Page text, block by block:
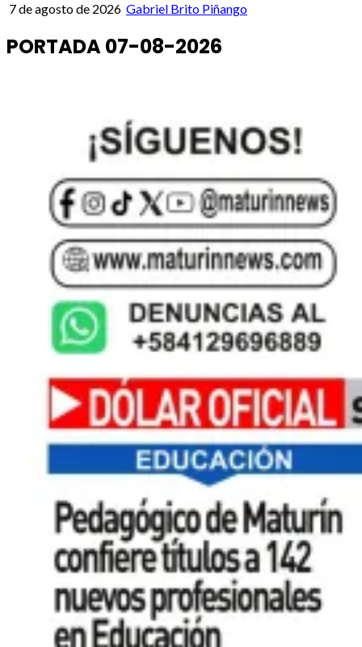
7 de agosto de 2026 Gabriel Brito Piñango
PORTADA 07-08-2026